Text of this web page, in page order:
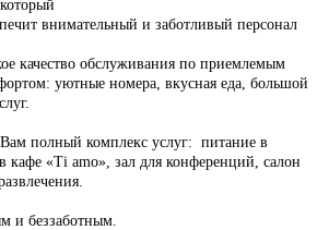
внимательный и заботливый персонал
качество обслуживания по приемлемым
уютные номера, вкусная еда, большой
полный комплекс услуг: питание в
кафе «Ti amo», зал для конференций, салон
и беззаботным.